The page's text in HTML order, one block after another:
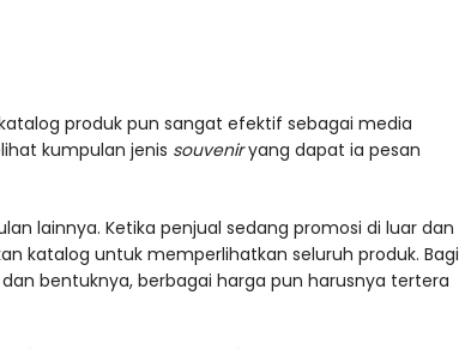
produk pun sangat efektif sebagai media
kumpulan jenis souveniryang dapat ia pesan
lainnya. Ketika penjual sedang promosi di luar dan
katalog untuk memperlihatkan seluruh produk. Bagi
bentuknya, berbagai harga pun harusnya tertera